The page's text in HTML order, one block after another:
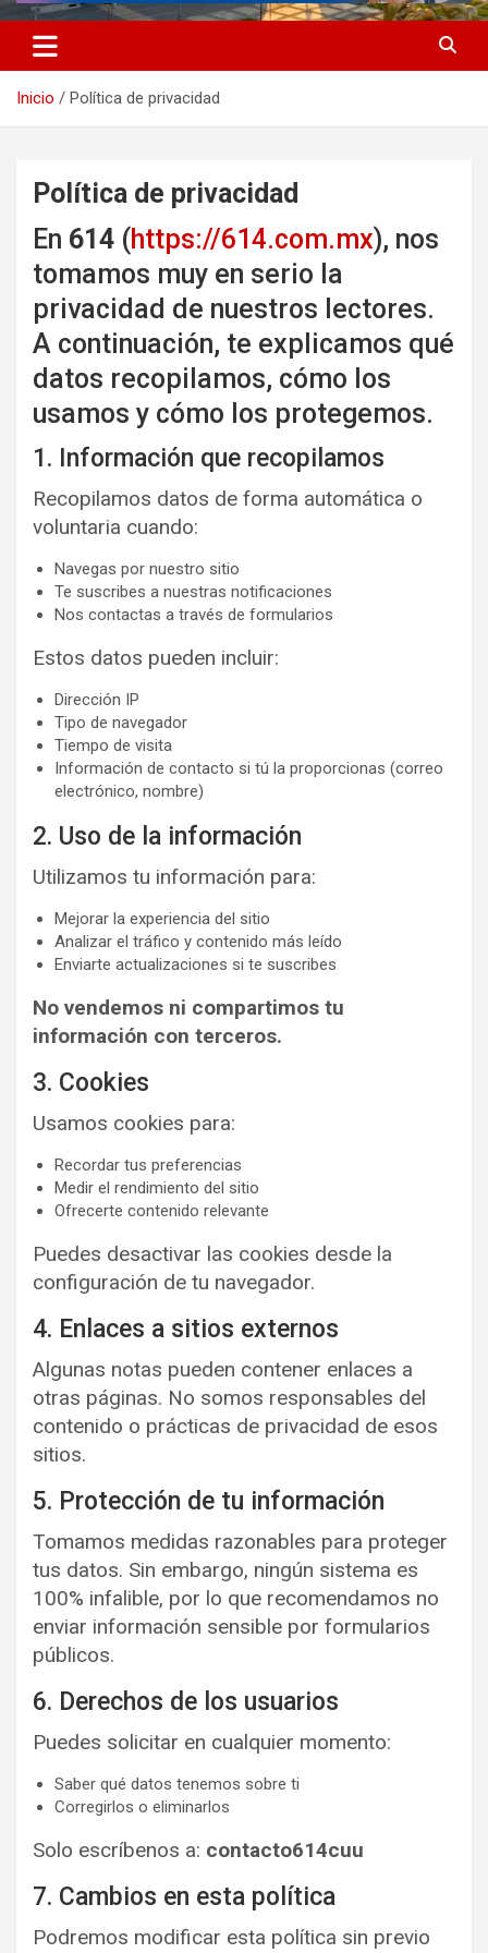
Inicio Política de privacidad
Política de privacidad
En 614 (https://614.com.mx), nos
tomamos muy en serio la
privacidad de nuestros lectores.
A continuación, te explicamos qué
datos recopilamos, cómo los
usamos y cómo los protegemos.
1. Información que recopilamos
Recopilamos datos de forma automática o
voluntaria cuando:
Navegas por nuestro sitio
Te suscribes a nuestras notificaciones
Nos contactas a través de formularios
Estos datos pueden incluir:
Dirección IP
Tipo de navegador
Tiempo de visita
Información de contacto si tú la proporcionas (correo
electrónico, nombre)
2. Uso de la información
Utilizamos tu información para:
Mejorar la experiencia del sitio
Analizar el tráfico y contenido más leído
Enviarte actualizaciones si te suscribes
No vendemos ni compartimos tu
información con terceros.
3. Cookies
Usamos cookies para:
Recordar tus preferencias
Medir el rendimiento del sitio
Ofrecerte contenido relevante
Puedes desactivar las cookies desde la
configuración de tu navegador.
4. Enlaces a sitios externos
Algunas notas pueden contener enlaces a
otras páginas. No somos responsables del
contenido o prácticas de privacidad de esos
sitios.
5. Protección de tu información
Tomamos medidas razonables para proteger
tus datos. Sin embargo, ningún sistema es
100% infalible, por lo que recomendamos no
enviar información sensible por formularios
públicos.
6. Derechos de los usuarios
Puedes solicitar en cualquier momento:
Saber qué datos tenemos sobre ti
Corregirlos o eliminarlos
Solo escríbenos a: contacto614cuu
7. Cambios en esta política
Podremos modificar esta política sin previo